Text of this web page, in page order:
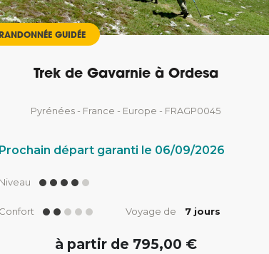
RANDONNÉE GUIDÉE
Trek de Gavarnie à Ordesa
Pyrénées - France - Europe - FRAGP0045
Prochain départ garanti le 06/09/2026
Niveau
Confort Voyage de 7 jours
à partir de 795,00 €